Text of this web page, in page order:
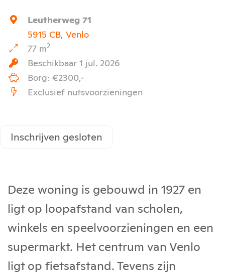
Leutherweg 71
5915 CB, Venlo
77 m2
Beschikbaar 1 jul. 2026
Borg: €2300,-
Exclusief nutsvoorzieningen
Inschrijven gesloten
Deze woning is gebouwd in 1927 en
ligt op loopafstand van scholen,
winkels en speelvoorzieningen en een
supermarkt. Het centrum van Venlo
ligt op fietsafstand. Tevens zijn